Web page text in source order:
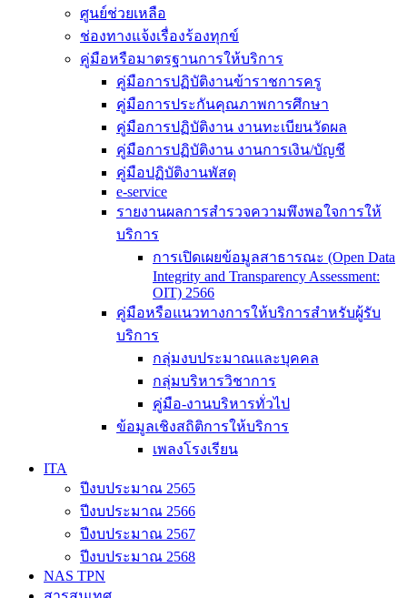
ศูนย์ช่วยเหลือ
ช่องทางแจ้งเรื่องร้องทุกข์
คู่มือหรือมาตรฐานการให้บริการ
คู่มือการปฏิบัติงานข้าราชการครู
คู่มือการประกันคุณภาพการศึกษา
คู่มือการปฏิบัติงาน งานทะเบียนวัดผล
คู่มือการปฏิบัติงาน งานการเงิน/บัญชี
คู่มือปฏิบัติงานพัสดุ
e-service
รายงานผลการสำรวจความพึงพอใจการให้
บริการ
การเปิดเผยข้อมูลสาธารณะ (Open Data
Integrity and Transparency Assessment:
OIT) 2566
คู่มือหรือแนวทางการให้บริการสำหรับผู้รับ
บริการ
กลุ่มงบประมาณและบุคคล
กลุ่มบริหารวิชาการ
คู่มือ-งานบริหารทั่วไป
ข้อมูลเชิงสถิติการให้บริการ
เพลงโรงเรียน
ITA
ปีงบประมาณ 2565
ปีงบประมาณ 2566
ปีงบประมาณ 2567
ปีงบประมาณ 2568
NAS TPN